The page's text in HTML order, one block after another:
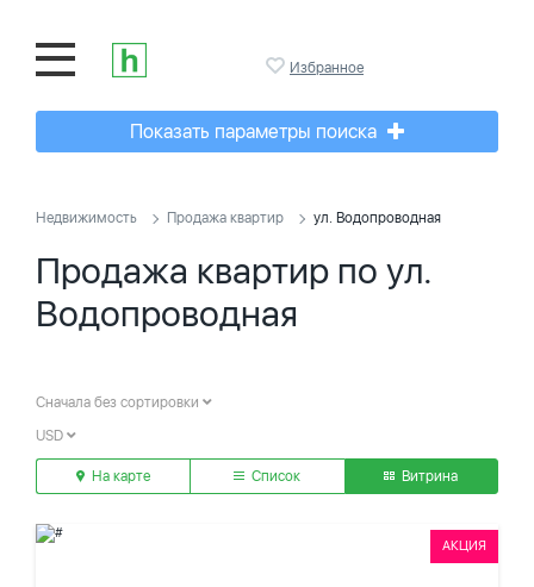
Избранное
Показать параметры поиска
Недвижимость Продажа квартир ул. Водопроводная
Продажа квартир по ул.
Водопроводная
Сначала без сортировки
USD
На карте Список Витрина
АКЦИЯ